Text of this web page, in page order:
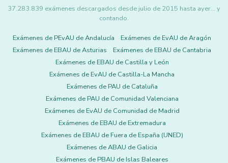
37.283.839 exámenes descargados desde julio de 2015 hasta ayer... y
contando.
Exámenes de PEvAU de Andalucía
Exámenes de EvAU de Aragón
Exámenes de EBAU de Asturias
Exámenes de EBAU de Cantabria
Exámenes de EBAU de Castilla y León
Exámenes de EvAU de Castilla-La Mancha
Exámenes de PAU de Cataluña
Exámenes de PAU de Comunidad Valenciana
Exámenes de EvAU de Comunidad de Madrid
Exámenes de EBAU de Extremadura
Exámenes de EBAU de Fuera de España (UNED)
Exámenes de ABAU de Galicia
Exámenes de PBAU de Islas Baleares